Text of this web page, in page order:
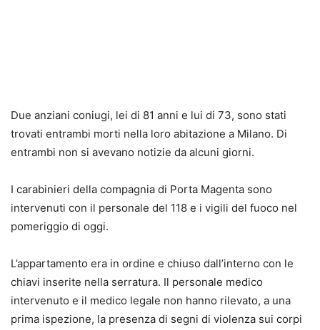
Due anziani coniugi, lei di 81 anni e lui di 73, sono stati
trovati entrambi morti nella loro abitazione a Milano. Di
entrambi non si avevano notizie da alcuni giorni.
I carabinieri della compagnia di Porta Magenta sono
intervenuti con il personale del 118 e i vigili del fuoco nel
pomeriggio di oggi.
L’appartamento era in ordine e chiuso dall’interno con le
chiavi inserite nella serratura. Il personale medico
intervenuto e il medico legale non hanno rilevato, a una
prima ispezione, la presenza di segni di violenza sui corpi